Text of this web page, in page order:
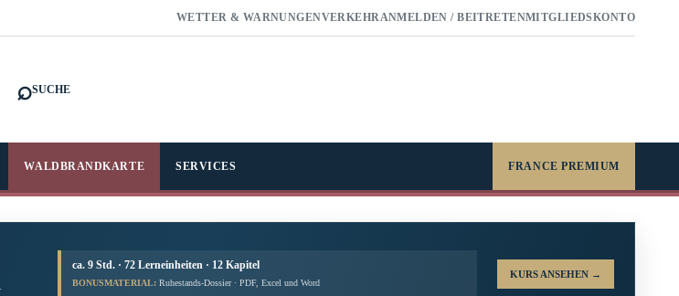
WETTER & WARNUNGENVERKEHRANMELDEN / BEITRETENMITGLIEDSKONTO
⌕SUCHE
WALDBRANDKARTE SERVICES FRANCE PREMIUM
ca. 9 Std. · 72 Lerneinheiten · 12 Kapitel
BONUSMATERIAL: Ruhestands-Dossier · PDF, Excel und Word
KURS ANSEHEN →